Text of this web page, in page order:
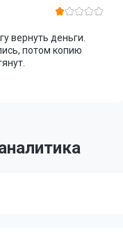
вернуть деньги.
потом копию